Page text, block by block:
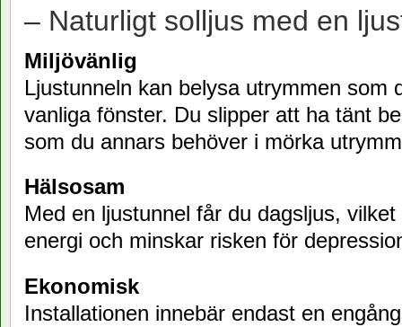
– Naturligt solljus med en
Miljövänlig
Ljustunneln kan belysa utrymmen som
vanliga fönster. Du slipper att ha tänt
som du annars behöver i mörka
Hälsosam
Med en ljustunnel får du dagsljus,
energi och minskar risken för
Ekonomisk
Installationen innebär endast en